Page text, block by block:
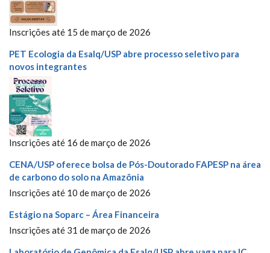
Inscrições até 15 de março de 2026
PET Ecologia da Esalq/USP abre processo seletivo para
novos integrantes
Inscrições até 16 de março de 2026
CENA/USP oferece bolsa de Pós-Doutorado FAPESP na área
de carbono do solo na Amazônia
Inscrições até 10 de março de 2026
Estágio na Soparc – Área Financeira
Inscrições até 31 de março de 2026